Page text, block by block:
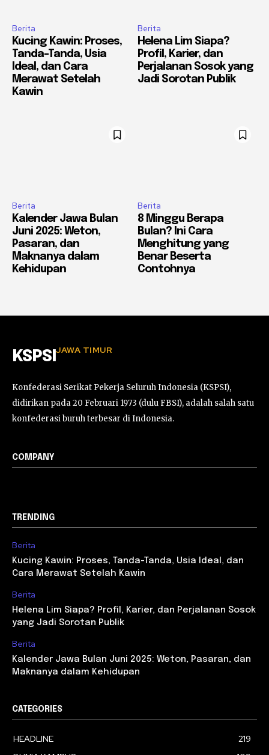
Berita
Kucing Kawin: Proses,
Tanda-Tanda, Usia
Ideal, dan Cara
Merawat Setelah
Kawin
Berita
Helena Lim Siapa?
Profil, Karier, dan
Perjalanan Sosok yang
Jadi Sorotan Publik
Berita
Kalender Jawa Bulan
Juni 2025: Weton,
Pasaran, dan
Maknanya dalam
Kehidupan
Berita
8 Minggu Berapa
Bulan? Ini Cara
Menghitung yang
Benar Beserta
Contohnya
KSPSIJAWA TIMUR
Konfederasi Serikat Pekerja Seluruh Indonesia (KSPSI),
didirikan pada 20 Februari 1973 (dulu FBSI), adalah salah satu
konfederasi buruh terbesar di Indonesia.
COMPANY
TRENDING
Berita
Kucing Kawin: Proses, Tanda-Tanda, Usia Ideal, dan
Cara Merawat Setelah Kawin
Berita
Helena Lim Siapa? Profil, Karier, dan Perjalanan Sosok
yang Jadi Sorotan Publik
Berita
Kalender Jawa Bulan Juni 2025: Weton, Pasaran, dan
Maknanya dalam Kehidupan
CATEGORIES
HEADLINE
219